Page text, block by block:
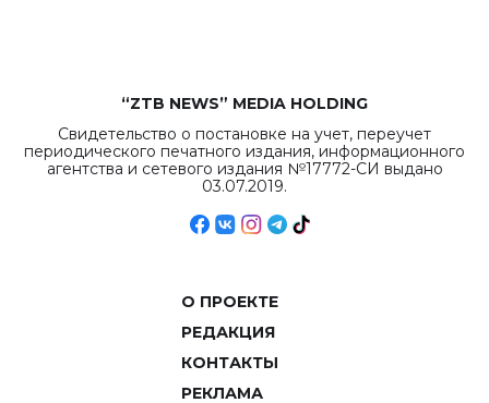
“ZTB NEWS” MEDIA HOLDING
Свидетельство о постановке на учет, переучет
периодического печатного издания, информационного
агентства и сетевого издания №17772-СИ выдано
03.07.2019.
О ПРОЕКТЕ
РЕДАКЦИЯ
КОНТАКТЫ
РЕКЛАМА